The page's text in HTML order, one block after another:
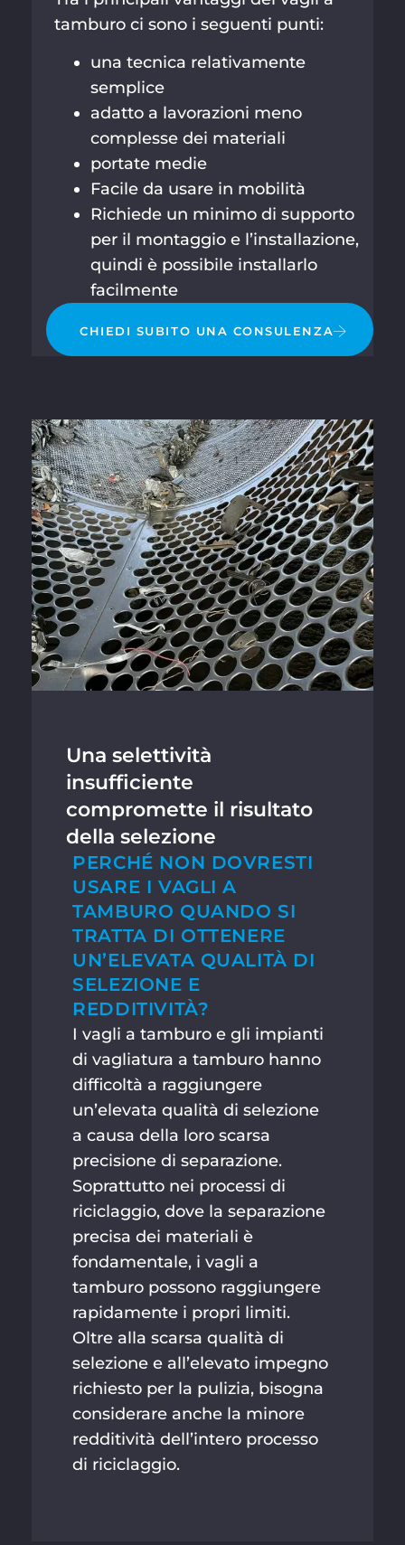
tamburo ci sono i seguenti punti:
una tecnica relativamente
semplice
adatto a lavorazioni meno
complesse dei materiali
portate medie
Facile da usare in mobilità
Richiede un minimo di supporto
per il montaggio e l’installazione,
quindi è possibile installarlo
facilmente
CHIEDI SUBITO UNA CONSULENZA
Una selettività
insufficiente
compromette il risultato
della selezione
PERCHÉ NON DOVRESTI
USARE I VAGLI A
TAMBURO QUANDO SI
TRATTA DI OTTENERE
UN’ELEVATA QUALITÀ DI
SELEZIONE E
REDDITIVITÀ?
I vagli a tamburo e gli impianti
di vagliatura a tamburo hanno
difficoltà a raggiungere
un’elevata qualità di selezione
a causa della loro scarsa
precisione di separazione.
Soprattutto nei processi di
riciclaggio, dove la separazione
precisa dei materiali è
fondamentale, i vagli a
tamburo possono raggiungere
rapidamente i propri limiti.
Oltre alla scarsa qualità di
selezione e all’elevato impegno
richiesto per la pulizia, bisogna
considerare anche la minore
redditività dell’intero processo
di riciclaggio.